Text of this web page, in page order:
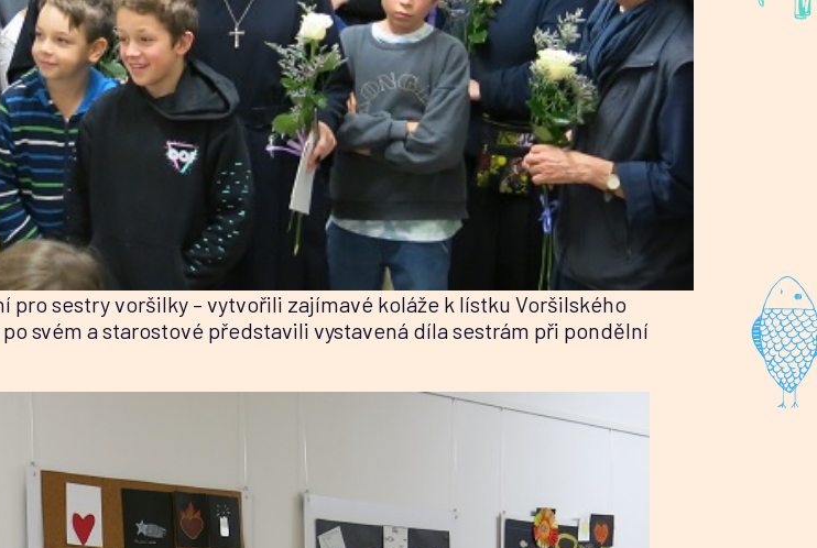
sestry voršilky – vytvořili zajímavé koláže k lístku Voršilského
svém a starostové představili vystavená díla sestrám při pondělní